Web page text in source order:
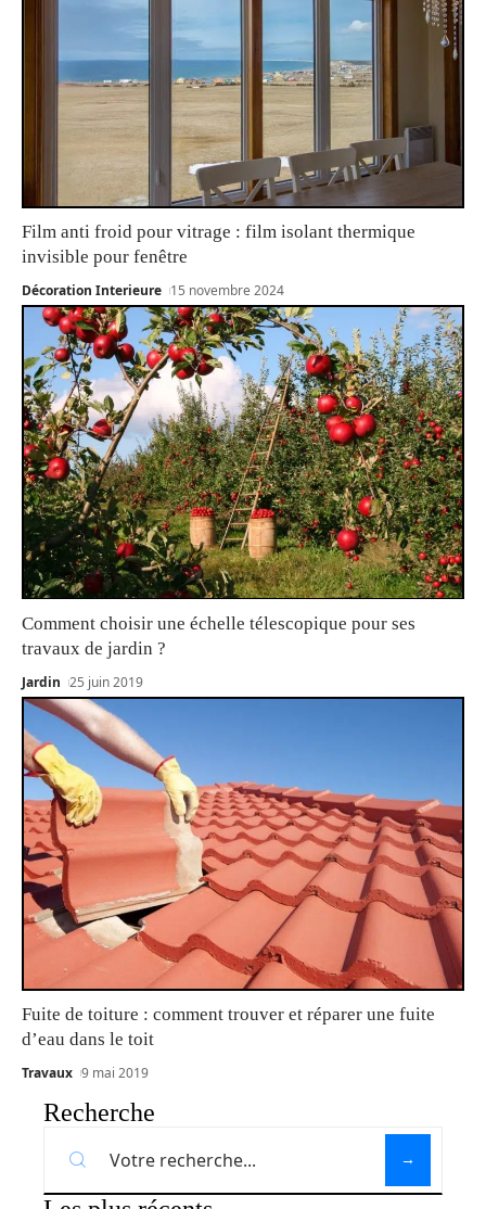
Film anti froid pour vitrage : film isolant thermique
invisible pour fenêtre
Décoration Interieure 15 novembre 2024
Comment choisir une échelle télescopique pour ses
travaux de jardin ?
Jardin 25 juin 2019
Fuite de toiture : comment trouver et réparer une fuite
d’eau dans le toit
Travaux 9 mai 2019
Recherche